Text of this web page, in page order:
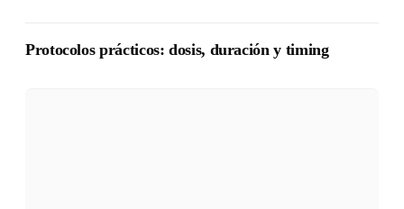
Protocolos prácticos: dosis, duración y timing